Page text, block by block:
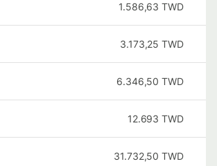
1.586,63 TWD
3.173,25 TWD
6.346,50 TWD
12.693 TWD
31.732,50 TWD